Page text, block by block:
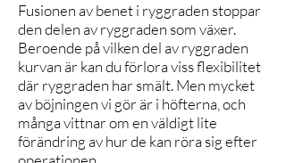
Fusionen av benet i ryggraden stoppar
den delen av ryggraden som växer.
Beroende på vilken del av ryggraden
kurvan är kan du förlora viss flexibilitet
där ryggraden har smält. Men mycket
av böjningen vi gör är i höfterna, och
många vittnar om en väldigt lite
förändring av hur de kan röra sig efter